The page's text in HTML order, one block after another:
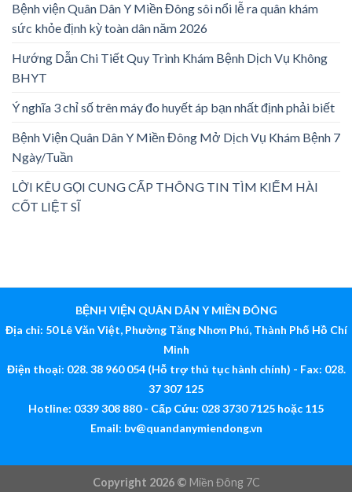
Bệnh viện Quân Dân Y Miền Đông sôi nổi lễ ra quân khám
sức khỏe định kỳ toàn dân năm 2026
Hướng Dẫn Chi Tiết Quy Trình Khám Bệnh Dịch Vụ Không
BHYT
Ý nghĩa 3 chỉ số trên máy đo huyết áp bạn nhất định phải biết
Bệnh Viện Quân Dân Y Miền Đông Mở Dịch Vụ Khám Bệnh 7
Ngày/Tuần
LỜI KÊU GỌI CUNG CẤP THÔNG TIN TÌM KIẾM HÀI
CỐT LIỆT SĨ
BỆNH VIỆN QUÂN DÂN Y MIỀN ĐÔNG
Địa chỉ: 50 Lê Văn Việt, Phường Tăng Nhơn Phú, Thành Phố Hồ Chí
Minh
Điện thoại: 028. 38 960 054 (Hỗ trợ thủ tục hành chính) - Fax: 028.
37 307 125
Hotline: 0339 308 880 - Cấp Cứu: 028 3730 7125 hoặc 115
Email: bv@quandanymiendong.vn
Copyright 2026 © Miền Đông 7C